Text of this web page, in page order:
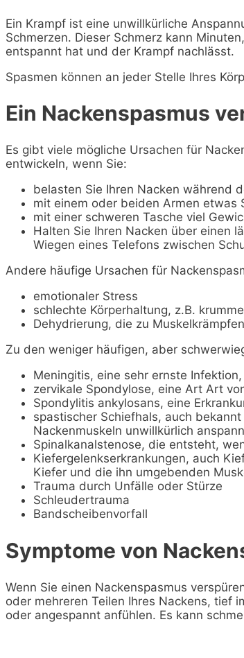
Ein Krampf ist eine unwillkürliche
Schmerzen. Dieser Schmerz kann
entspannt hat und der Krampf nachlässt.
Spasmen können an jeder Stelle Ihres
Ein Nackenspasmus
Es gibt viele mögliche Ursachen für
entwickeln, wenn Sie:
belasten Sie Ihren Nacken während
mit einem oder beiden Armen etwas
mit einer schweren Tasche viel
Halten Sie Ihren Nacken über einen
Wiegen eines Telefons zwischen
Andere häufige Ursachen für
emotionaler Stress
schlechte Körperhaltung, z.B.
Dehydrierung, die zu
Zu den weniger häufigen, aber
Meningitis, eine sehr ernste
zervikale Spondylose, eine Art Art
Spondylitis ankylosans, eine
spastischer Schiefhals, auch
Nackenmuskeln unwillkürlich
Spinalkanalstenose, die entsteht,
Kiefergelenkserkrankungen, auch
Kiefer und die ihn umgebenden
Trauma durch Unfälle oder Stürze
Schleudertrauma
Bandscheibenvorfall
Symptome von
Wenn Sie einen Nackenspasmus
oder mehreren Teilen Ihres Nackens, tief
oder angespannt anfühlen. Es kann